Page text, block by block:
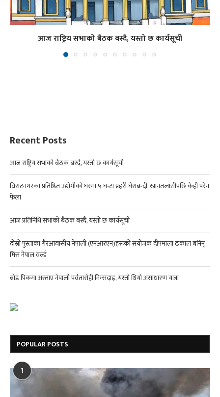
आज राष्ट्रिय सभाको बैठक बस्दै, यस्तो छ कार्यसूची
Recent Posts
आज राष्ट्रिय सभाको बैठक बस्दै, यस्तो छ कार्यसूची
विराटनगरका प्रतिष्ठित उद्योगीको घरमा ५ घन्टा प्रहरी घेराबन्दी, खानतलासीपछि केही परेन
फेला
आज प्रतिनिधि सभाको बैठक बस्दै, यस्तो छ कार्यसूची
दोस्रो पुस्ताका गैरआवासीय नेपाली (एनआरएन)हरूको संयोजक दीपमाला ढकाल बनिन्
मिस नेपाल वर्ल्ड
ब्रोड पिकमा अस्ताए नेपाली पर्वतारोही निम्सदाइ, यस्तो थियो असाधारण यात्रा
POPULAR POSTS
1